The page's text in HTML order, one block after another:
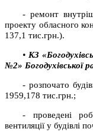
- ремонт
проекту обласного
137,1 тис.грн.).
• КЗ
№2» Богодухівської
- розпочато
1959,178 тис.грн.;
- проведені
вентиляції у будівлі